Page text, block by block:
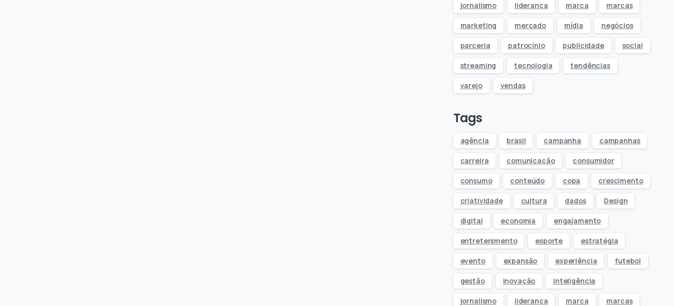
jornalismo liderança marca marcas
marketing mercado mídia negócios
parceria patrocínio publicidade social
streaming tecnologia tendências
varejo vendas
Tags
agência brasil campanha campanhas
carreira comunicação consumidor
consumo conteúdo copa crescimento
criatividade cultura dados Design
digital economia engajamento
entretenimento esporte estratégia
evento expansão experiência futebol
gestão inovação inteligência
jornalismo liderança marca marcas